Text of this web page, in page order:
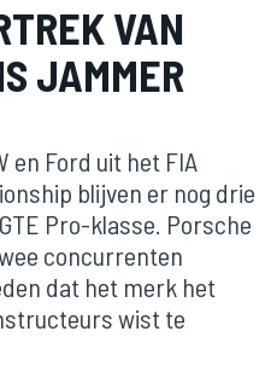
VAN
JAMMER
en Ford uit het FIA
blijven er nog drie
Pro-klasse. Porsche
concurrenten
dat het merk het
wist te